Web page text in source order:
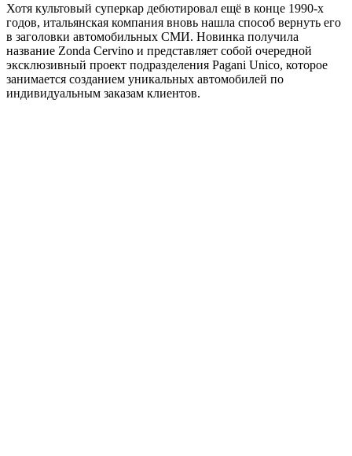
Хотя культовый суперкар дебютировал ещё в конце 1990-х
годов, итальянская компания вновь нашла способ вернуть его
в заголовки автомобильных СМИ. Новинка получила
название Zonda Cervino и представляет собой очередной
эксклюзивный проект подразделения Pagani Unico, которое
занимается созданием уникальных автомобилей по
индивидуальным заказам клиентов.